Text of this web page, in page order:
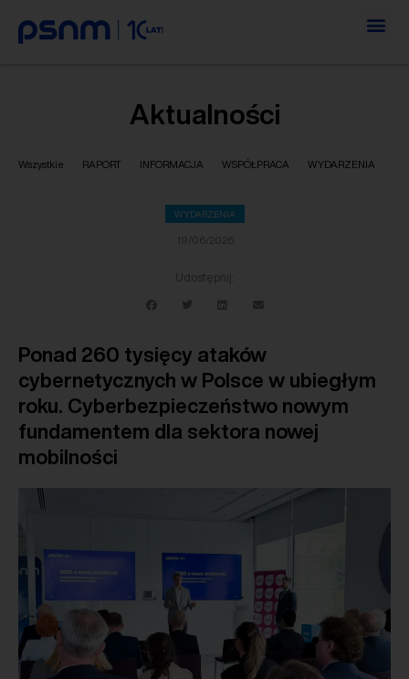
Aktualności
Wszystkie RAPORT INFORMACJA WSPÓŁPRACA WYDARZENIA
WYDARZENIA
19/06/2026
Udostępnij:
Ponad 260 tysięcy ataków
cybernetycznych w Polsce w ubiegłym
roku. Cyberbezpieczeństwo nowym
fundamentem dla sektora nowej
mobilności